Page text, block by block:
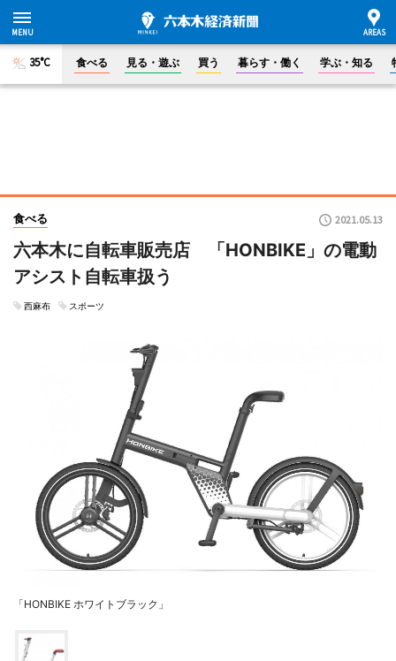
35°C 食べる 見る・遊ぶ 買う 暮らす・働く 学ぶ・知る
食べる 2021.05.13
六本木に自転車販売店 「HONBIKE」の電動
アシスト自転車扱う
西麻布 スポーツ
「HONBIKE ホワイトブラック」